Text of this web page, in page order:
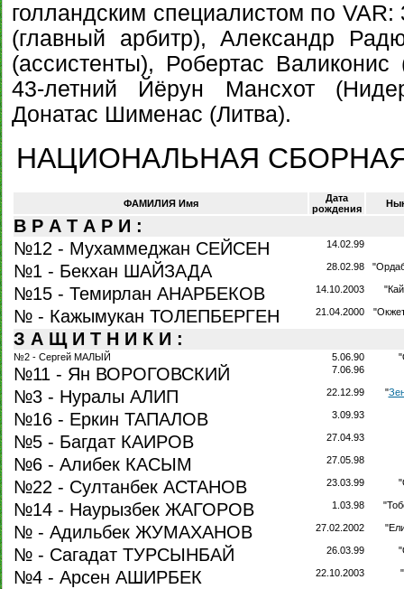
голландским специалистом по
(главный арбитр), Александр
(ассистенты), Робертас
43-летний Йёрун Мансхот
Донатас Шименас (Литва).
НАЦИОНАЛЬНАЯ
ФАМИЛИЯ Имя
Дата
рождения
В Р А Т А Р И :
№12 - Мухаммеджан СЕЙСЕН
14.02.99
№1 - Бекхан ШАЙЗАДА 28.02.98
№15 - Темирлан АНАРБЕКОВ 14.10.2003
№ - Кажымукан ТОЛЕПБЕРГЕН 21.04.2000
З А Щ И Т Н И К И :
№2 - Сергей МАЛЫЙ 5.06.90
№11 - Ян ВОРОГОВСКИЙ 7.06.96
№3 - Нуралы АЛИП 22.12.99 "
№16 - Еркин ТАПАЛОВ 3.09.93
№5 - Багдат КАИРОВ 27.04.93
№6 - Алибек КАСЫМ 27.05.98
№22 - Султанбек АСТАНОВ 23.03.99
№14 - Наурызбек ЖАГОРОВ 1.03.98
№ - Адильбек ЖУМАХАНОВ 27.02.2002
№ - Сагадат ТУРСЫНБАЙ 26.03.99
№4 - Арсен АШИРБЕК 22.10.2003